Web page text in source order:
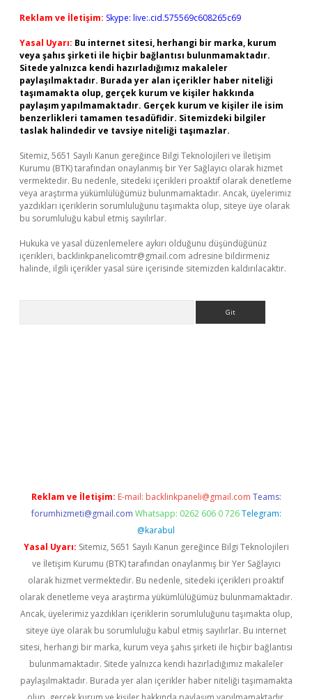
Reklam ve İletişim: Skype: live:.cid.575569c608265c69
Yasal Uyarı: Bu internet sitesi, herhangi bir marka, kurum
veya şahıs şirketi ile hiçbir bağlantısı bulunmamaktadır.
Sitede yalnızca kendi hazırladığımız makaleler
paylaşılmaktadır. Burada yer alan içerikler haber niteliği
taşımamakta olup, gerçek kurum ve kişiler hakkında
paylaşım yapılmamaktadır. Gerçek kurum ve kişiler ile isim
benzerlikleri tamamen tesadüfidir. Sitemizdeki bilgiler
taslak halindedir ve tavsiye niteliği taşımazlar.
Sitemiz, 5651 Sayılı Kanun gereğince Bilgi Teknolojileri ve İletişim
Kurumu (BTK) tarafından onaylanmış bir Yer Sağlayıcı olarak hizmet
vermektedir. Bu nedenle, sitedeki içerikleri proaktif olarak denetleme
veya araştırma yükümlülüğümüz bulunmamaktadır. Ancak, üyelerimiz
yazdıkları içeriklerin sorumluluğunu taşımakta olup, siteye üye olarak
bu sorumluluğu kabul etmiş sayılırlar.
Hukuka ve yasal düzenlemelere aykırı olduğunu düşündüğünüz
içerikleri, backlinkpanelicomtr@gmail.com adresine bildirmeniz
halinde, ilgili içerikler yasal süre içerisinde sitemizden kaldırılacaktır.
Reklam ve İletişim: E-mail: backlinkpaneli@gmail.com Teams:
forumhizmeti@gmail.com Whatsapp: 0262 606 0 726 Telegram:
@karabul
Yasal Uyarı: Sitemiz, 5651 Sayılı Kanun gereğince Bilgi Teknolojileri
ve İletişim Kurumu (BTK) tarafından onaylanmış bir Yer Sağlayıcı
olarak hizmet vermektedir. Bu nedenle, sitedeki içerikleri proaktif
olarak denetleme veya araştırma yükümlülüğümüz bulunmamaktadır.
Ancak, üyelerimiz yazdıkları içeriklerin sorumluluğunu taşımakta olup,
siteye üye olarak bu sorumluluğu kabul etmiş sayılırlar. Bu internet
sitesi, herhangi bir marka, kurum veya şahıs şirketi ile hiçbir bağlantısı
bulunmamaktadır. Sitede yalnızca kendi hazırladığımız makaleler
paylaşılmaktadır. Burada yer alan içerikler haber niteliği taşımamakta